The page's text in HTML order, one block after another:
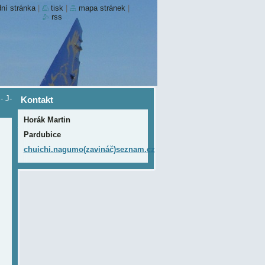
- J- Kontakt
Horák Martin
Pardubice
chuichi.nagumo(zavináč)seznam.cz
stránka tisk mapa stránek
rss